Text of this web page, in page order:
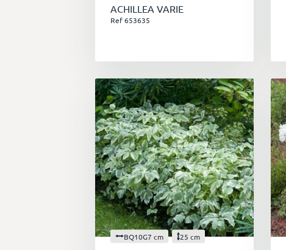
ACHILLEA VARIE
Ref 653635
BQ10G7 cm 25 cm